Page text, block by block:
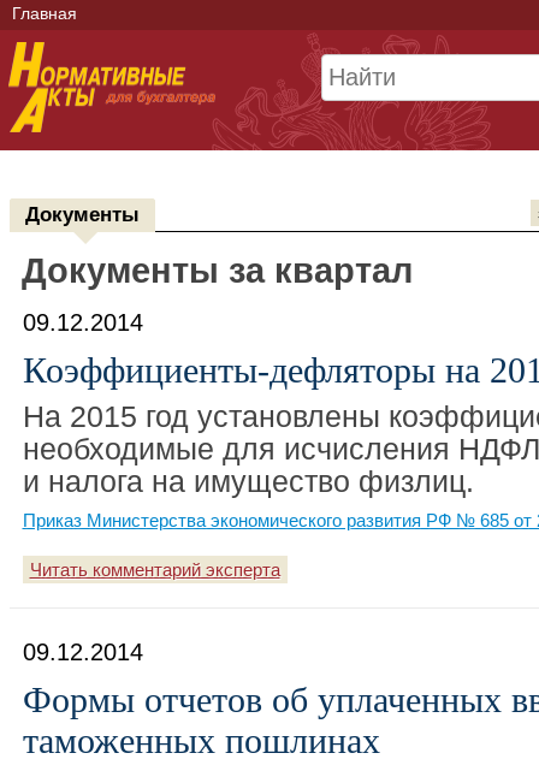
Главная
Документы
Документы за квартал
09.12.2014
Коэффициенты-дефляторы на
На 2015 год установлены
необходимые для исчисления
и налога на имущество физлиц.
Приказ Министерства экономического развития РФ № 685 от
Читать комментарий эксперта
09.12.2014
Формы отчетов об уплаченных
таможенных пошлинах